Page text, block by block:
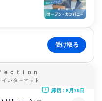
受け取る
ｃｔｉｏｎ
ンターネット
締切：8月19日